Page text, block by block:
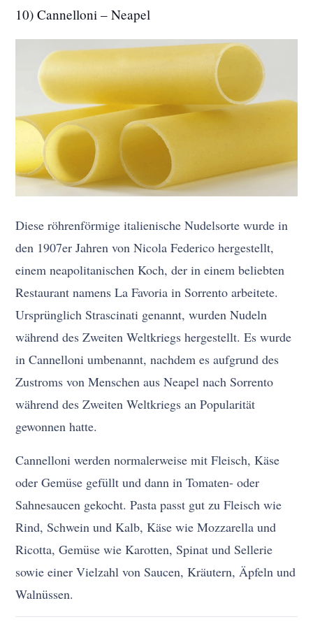
10) Cannelloni – Neapel
Diese röhrenförmige italienische Nudelsorte wurde in
den 1907er Jahren von Nicola Federico hergestellt,
einem neapolitanischen Koch, der in einem beliebten
Restaurant namens La Favoria in Sorrento arbeitete.
Ursprünglich Strascinati genannt, wurden Nudeln
während des Zweiten Weltkriegs hergestellt. Es wurde
in Cannelloni umbenannt, nachdem es aufgrund des
Zustroms von Menschen aus Neapel nach Sorrento
während des Zweiten Weltkriegs an Popularität
gewonnen hatte.
Cannelloni werden normalerweise mit Fleisch, Käse
oder Gemüse gefüllt und dann in Tomaten- oder
Sahnesaucen gekocht. Pasta passt gut zu Fleisch wie
Rind, Schwein und Kalb, Käse wie Mozzarella und
Ricotta, Gemüse wie Karotten, Spinat und Sellerie
sowie einer Vielzahl von Saucen, Kräutern, Äpfeln und
Walnüssen.